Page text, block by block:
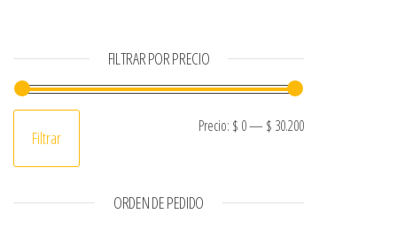
FILTRAR POR PRECIO
Precio mínimo
Precio máximo
Filtrar
Precio: $ 0— $ 30.200
ORDEN DE PEDIDO